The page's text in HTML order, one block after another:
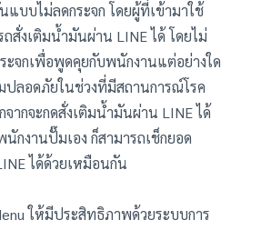
แบบไม่ลดกระจก โดยผู้ที่เข้ามาใช้
ถสั่งเติมน้ำมันผ่าน LINE ได้ โดยไม่
ะจกเพื่อพูดคุยกับพนักงานแต่อย่างใด
ปลอดภัยในช่วงที่มีสถานการณ์โรค
ากจะกดสั่งเติมน้ำมันผ่าน LINE ได้
กงานปั๊มเอง ก็สามารถเช็กยอด
ได้ด้วยเหมือนกัน
ให้มีประสิทธิภาพด้วยระบบการ